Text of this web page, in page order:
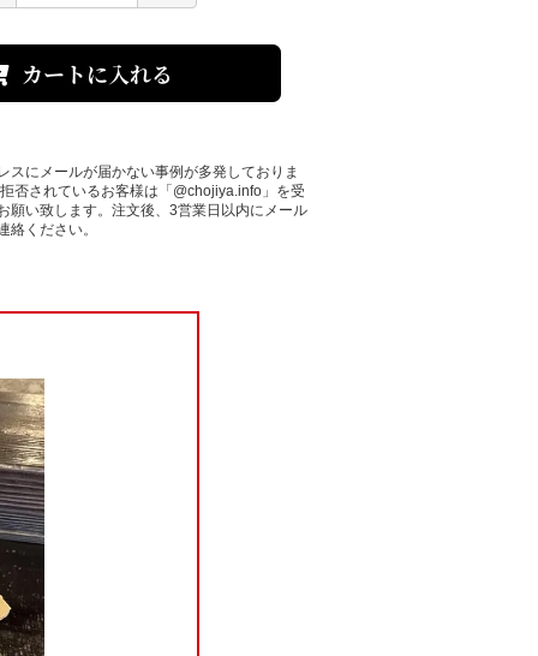
スにメールが届かない事例が多発しておりま
否されているお客様は「@chojiya.info」を受
願い致します。注文後、3営業日以内にメール
絡ください。